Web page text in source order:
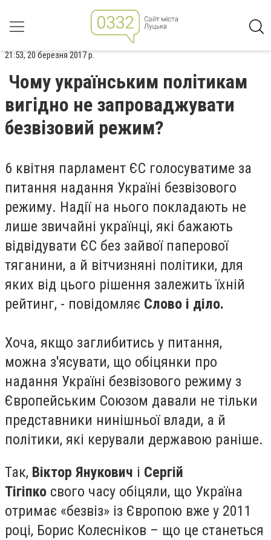
21:53, 20 березня 2017 р.
Чому українським політикам
вигідно не запроваджувати
безвізовий режим?
6 квітня парламент ЄС голосуватиме за
питання надання Україні безвізового
режиму. Надії на нього покладають не
лише звичайні українці, які бажають
відвідувати ЄС без зайвої паперової
тяганини, а й вітчизняні політики, для
яких від цього рішення залежить їхній
рейтинг, - повідомляє Слово і діло.
Хоча, якщо заглибитись у питання,
можна з'ясувати, що обіцянки про
надання Україні безвізового режиму з
Європейським Союзом давали не тільки
представники нинішньої влади, а й
політики, які керували державою раніше.
Так, Віктор Янукович і Сергій
Тігіпко свого часу обіцяли, що Україна
отримає «безвіз» із Європою вже у 2011
році, Борис Колесніков – що це станеться